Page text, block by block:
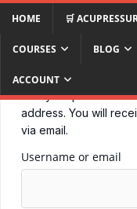
HOME 🛒
COURSES BLOG
ACCOUNT
Lost your password?
address. You will
via email.
Username or email